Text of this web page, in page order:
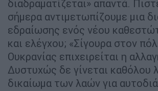
διαδραματίζεται» απαντά.
σήμερα αντιμετωπίζουμε μια
εδραίωσης ενός νέου
και ελέγχου; «Σίγουρα στον
Ουκρανίας επιχειρείται η
Δυστυχώς δε γίνεται καθόλου
δικαίωμα των λαών για